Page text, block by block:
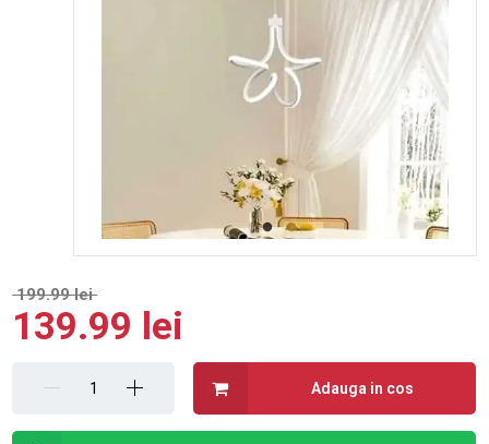
199.99 lei
139.99 lei
Adauga in cos